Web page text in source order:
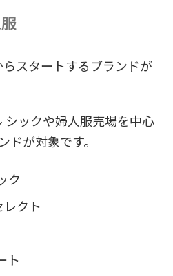
スタートするブランドが
シックや婦人服売場を中心
ドが対象です。
ク
クト
ト